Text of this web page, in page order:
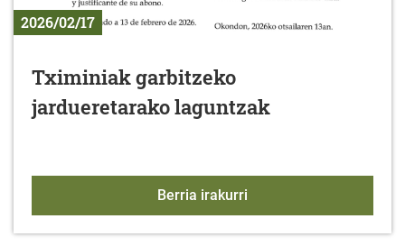
2026/02/17
Tximiniak garbitzeko
jardueretarako laguntzak
Berria irakurri